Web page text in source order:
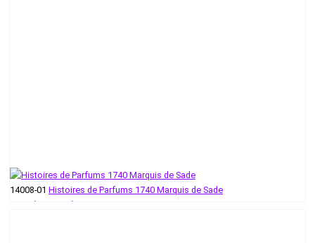
14008-01 Histoires de Parfums 1740 Marquis de Sade
58 руб - 624 руб